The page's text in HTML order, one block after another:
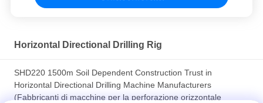
Horizontal Directional Drilling Rig
SHD220 1500m Soil Dependent Construction Trust in
Horizontal Directional Drilling Machine Manufacturers
(Fabbricanti di macchine per la perforazione orizzontale